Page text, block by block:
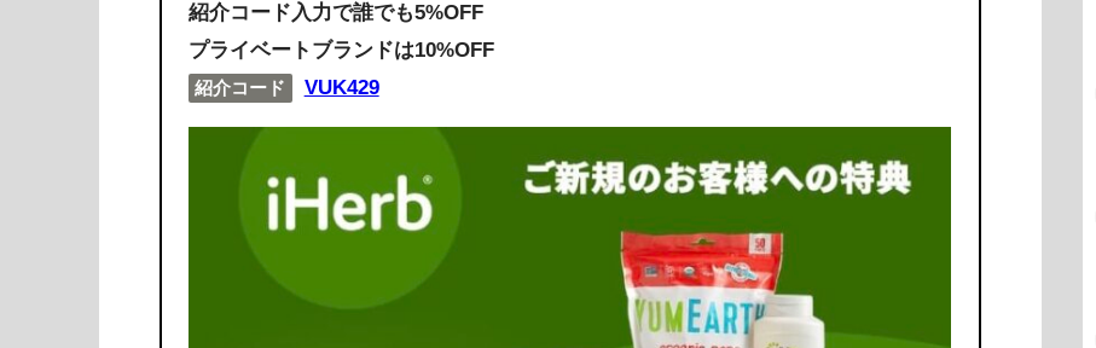
紹介コード入力で誰でも5%OFF
プライベートブランドは10%OFF
紹介コード VUK429